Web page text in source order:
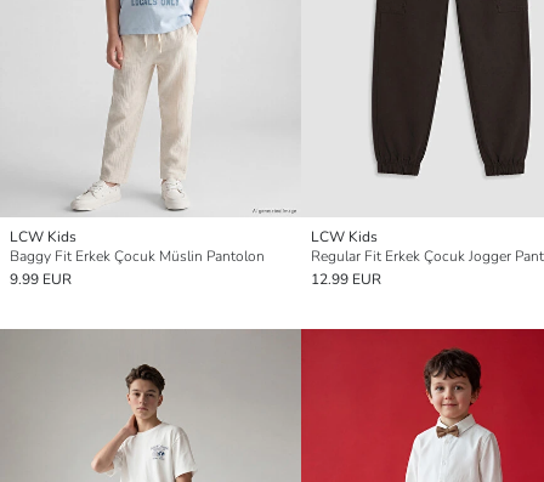
LCW Kids
Baggy Fit Erkek Çocuk Müslin Pantolon
9.99 EUR
LCW Kids
Regular Fit Erkek Çocuk Jogger
12.99 EUR